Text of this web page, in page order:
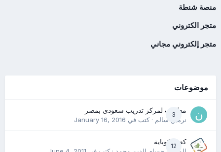
منصة شنطة
متجر الكتروني
متجر إلكتروني مجاني
موضوعات
3
مطلوب لمركز تدريب سعودى بمصر
نرمين سالم· كتب في January 16, 2016
12
كعب كوباية